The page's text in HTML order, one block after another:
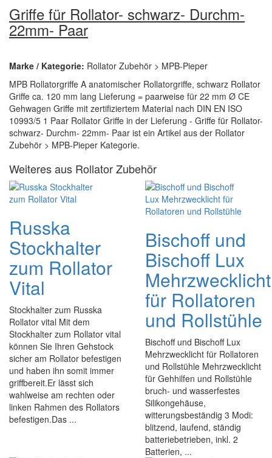
Griffe für Rollator- schwarz- Durchm-
22mm- Paar
Marke / Kategorie: Rollator Zubehör > MPB-Pieper
MPB Rollatorgriffe A anatomischer Rollatorgriffe, schwarz Rollator
Griffe ca. 120 mm lang Lieferung = paarweise für 22 mm Ø CE
Gehwagen Griffe mit zertifiziertem Material nach DIN EN ISO
10993/5 1 Paar Rollator Griffe in der Lieferung - Griffe für Rollator-
schwarz- Durchm- 22mm- Paar ist ein Artikel aus der Rollator
Zubehör > MPB-Pieper Kategorie.
Weiteres aus Rollator Zubehör
Russka
Stockhalter
zum Rollator
Vital
Stockhalter zum Russka
Rollator vital Mit dem
Stockhalter zum Rollator vital
können Sie Ihren Gehstock
sicher am Rollator befestigen
und haben ihn somit immer
griffbereit.Er lässt sich
wahlweise am rechten oder
linken Rahmen des Rollators
befestigen.Das ...
Bischoff und
Bischoff Lux
Mehrzwecklicht
für Rollatoren
und Rollstühle
Bischoff und Bischoff Lux
Mehrzwecklicht für Rollatoren
und Rollstühle Mehrzwecklicht
für Gehhilfen und Rollstühle
bruch- und wasserfestes
Silikongehäuse,
witterungsbeständig 3 Modi:
blitzend, laufend, ständig
batteriebetrieben, inkl. 2
Batterien, ...